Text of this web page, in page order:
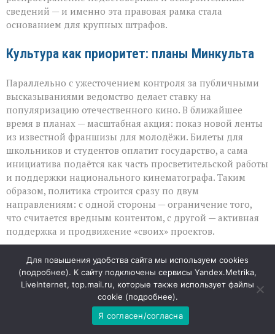
сведений — и именно эта правовая рамка стала
основанием для крупных штрафов.
Культура как приоритет: планы Минкульта
Параллельно с ужесточением контроля за публичными
высказываниями ведомство делает ставку на
популяризацию отечественного кино. В ближайшее
время в планах — масштабная акция: показ новой ленты
из известной франшизы для молодёжи. Билеты для
школьников и студентов оплатит государство, а сама
инициатива подаётся как часть просветительской работы
и поддержки национального кинематографа. Таким
образом, политика строится сразу по двум
направлениям: с одной стороны — ограничение того,
что считается вредным контентом, с другой — активная
поддержка и продвижение «своих» проектов.
Реакция общества и цена слова
В соцсетях и медиа тон обсуждений заметно поменялся:
если раньше споры о фильмах напоминали кухонные
дебаты, то теперь к ним добавился оттенок
Для повышения удобства сайта мы используем cookies
(подробнее). К сайту подключены сервисы Yandex.Metrika,
LiveInternet, top.mail.ru, которые также использует файлы
cookie (подробнее).
Я согласен/согласна